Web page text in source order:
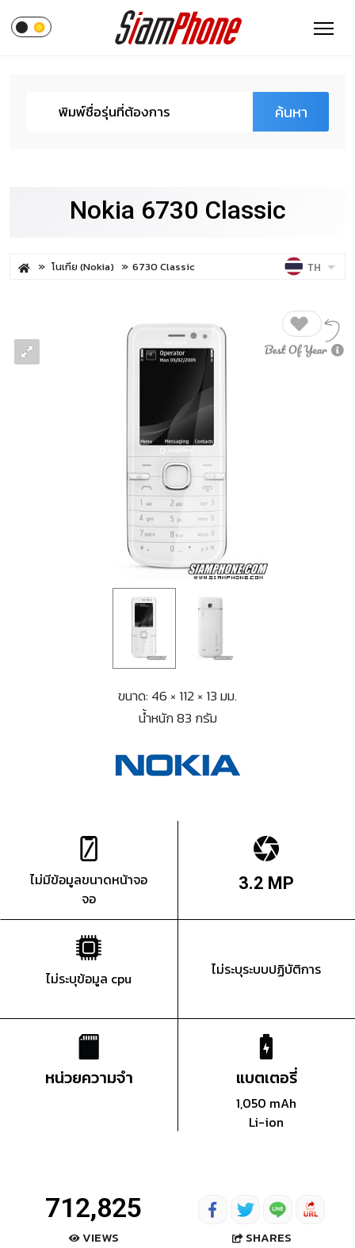
ค้นหา
Nokia 6730 Classic
โนเกีย (Nokia) 6730 Classic TH
ขนาด: 46 × 112 × 13 มม.
น้ำหนัก 83 กรัม
ไม่มีข้อมูลขนาดหน้าจอ
จอ
3.2 MP
ไม่ระบุข้อมูล cpu ไม่ระบุระบบปฏิบัติการ
หน่วยความจำ แบตเตอรี่
1,050 mAh
Li-ion
712,825
VIEWS SHARES